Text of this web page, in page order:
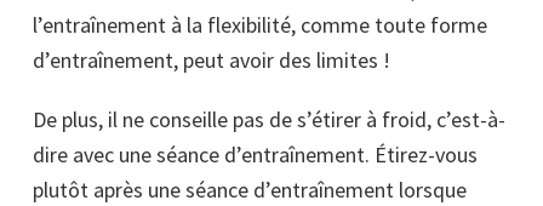
l’entraînement à la flexibilité, comme toute forme
d’entraînement, peut avoir des limites !
De plus, il ne conseille pas de s’étirer à froid, c’est-à-
dire avec une séance d’entraînement. Étirez-vous
plutôt après une séance d’entraînement lorsque